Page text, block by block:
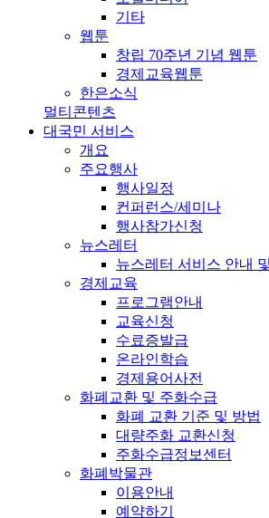
기타
웹툰
창립 70주년 기념 웹툰
경제교육웹툰
한은소식
멀티콘텐츠
대국민 서비스
개요
주요행사
행사일정
컨퍼런스/세미나
행사참가신청
뉴스레터
뉴스레터 서비스 안내
경제교육
프로그램안내
교육신청
수료증발급
온라인학습
경제용어사전
화폐교환 및 주화수급
화폐 교환 기준 및 방법
대량주화 교환신청
주화수급정보센터
화폐박물관
이용안내
예약하기